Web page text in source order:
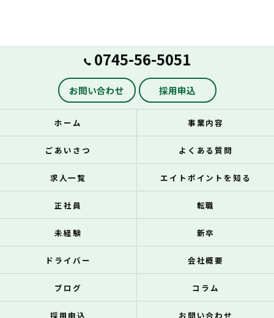
0745-56-5051
お問い合わせ 採用申込
ホーム 事業内容
ごあいさつ よくある質問
求人一覧 エイトポイントを知る
正社員 転職
未経験 新卒
ドライバー 会社概要
ブログ コラム
採用申込 お問い合わせ